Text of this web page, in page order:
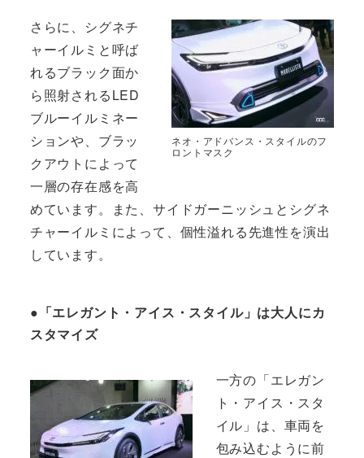
ネオ・アドバンス・スタイルのフ
ロントマスク
さらに、シグネチ
ャーイルミと呼ば
れるブラック面か
ら照射されるLED
ブルーイルミネー
ションや、ブラッ
クアウトによって
一層の存在感を高
めています。また、サイドガーニッシュとシグネ
チャーイルミによって、個性溢れる先進性を演出
しています。
●「エレガント・アイス・スタイル」は大人にカ
スタマイズ
一方の「エレガン
ト・アイス・スタ
イル」は、車両を
包み込むように前